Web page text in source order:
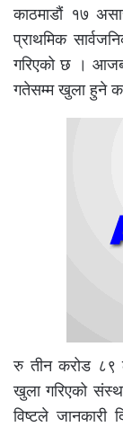
काठमाडौं १७
प्राथमिक
गरिएको छ ।
गतेसम्म खुला हुने
रु तीन करोड ८९
खुला गरिएको
विष्टले जानकारी